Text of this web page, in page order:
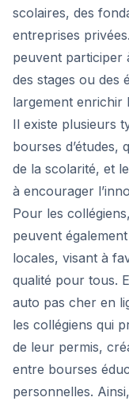
scolaires, des
entreprises
peuvent participer
des stages ou des
largement enrichir
Il existe plusieurs
bourses d’études,
de la scolarité, et
à encourager
Pour les
peuvent
locales, visant à
qualité pour tous.
auto pas cher en
les collégiens qui
de leur permis,
entre bourses
personnelles.